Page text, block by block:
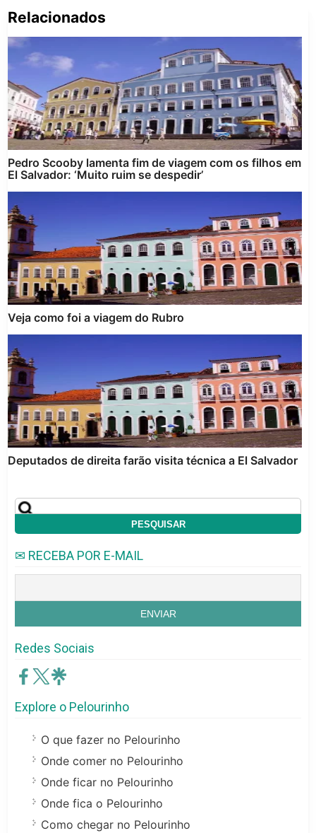
Relacionados
Pedro Scooby lamenta fim de viagem com os filhos em
El Salvador: ‘Muito ruim se despedir’
Veja como foi a viagem do Rubro
Deputados de direita farão visita técnica a El Salvador
✉ RECEBA POR E-MAIL
Redes Sociais
Explore o Pelourinho
O que fazer no Pelourinho
Onde comer no Pelourinho
Onde ficar no Pelourinho
Onde fica o Pelourinho
Como chegar no Pelourinho